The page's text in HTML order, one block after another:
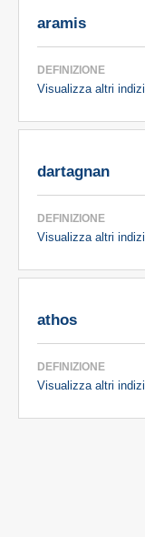
aramis
DEFINIZIONE
Visualizza altri indizi
dartagnan
DEFINIZIONE
Visualizza altri indizi
athos
DEFINIZIONE
Visualizza altri indizi